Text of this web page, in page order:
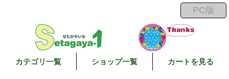
カテゴリ一覧 ショップ一覧 カートを見る